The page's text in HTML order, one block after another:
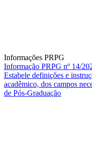
Informações PRPG
Informação PRPG nº 14/
Estabele definições e
acadêmico, dos campos
de Pós-Graduação